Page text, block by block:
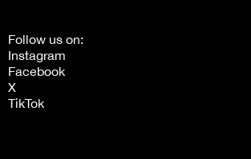
Follow us on:
Instagram
Facebook
X
TikTok